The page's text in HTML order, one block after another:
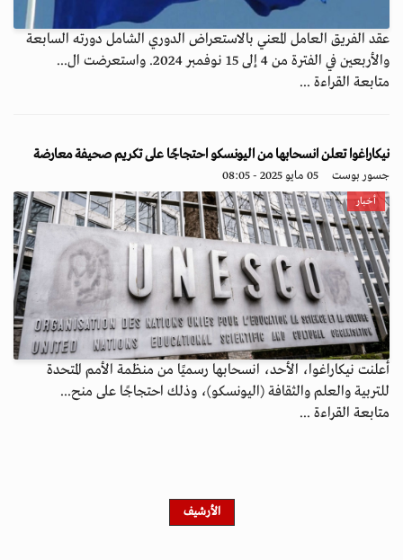
عقد الفريق العامل المعني بالاستعراض الدوري الشامل دورته السابعة
والأربعين في الفترة من 4 إلى 15 نوفمبر 2024. واستعرضت ال...
متابعة القراءة ...
نيكاراغوا تعلن انسحابها من اليونسكو احتجاجًا على تكريم صحيفة معارضة
جسور بوست 05 مايو 2025 - 08:05
أخبار
أعلنت نيكاراغوا، الأحد، انسحابها رسميًا من منظمة الأمم المتحدة
للتربية والعلم والثقافة (اليونسكو)، وذلك احتجاجًا على منح...
متابعة القراءة ...
الأرشيف